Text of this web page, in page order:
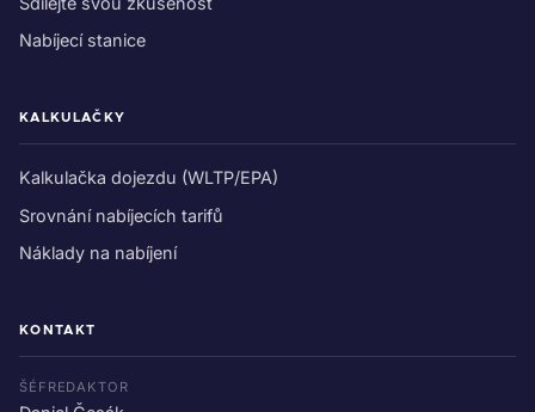
Nabíjecí stanice
KALKULAČKY
Kalkulačka dojezdu (WLTP/EPA)
Srovnání nabíjecích tarifů
Náklady na nabíjení
KONTAKT
ŠÉFREDAKTOR